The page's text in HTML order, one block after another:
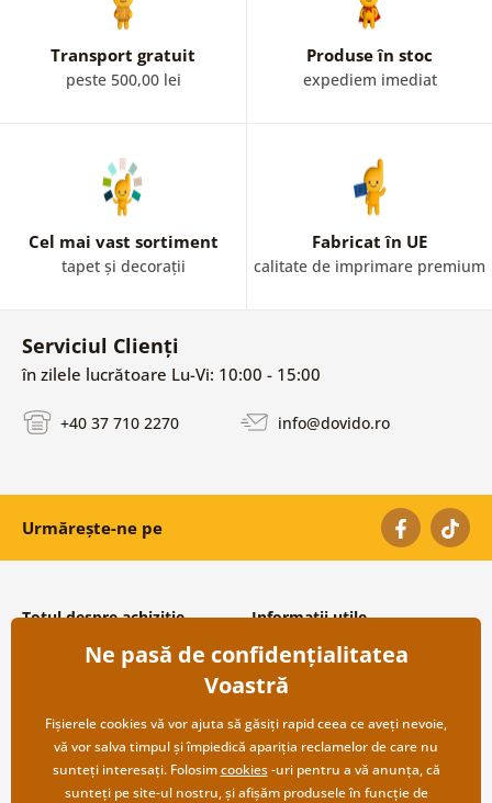
Transport gratuit
peste 500,00 lei
Produse în stoc
expediem imediat
Cel mai vast sortiment
tapet și decorații
Fabricat în UE
calitate de imprimare premium
Serviciul Clienți
în zilele lucrătoare Lu-Vi: 10:00 - 15:00
+40 37 710 2270 info@dovido.ro
Urmărește-ne pe
Totul despre achiziție
Condiții și termeni generali
Protecția datelor personale
Transport și modalități de plată
Returnare
Informații utile
Despre noi
Întrebări frecvente
Contacte
Cooperare angro
Ne pasă de confidențialitatea
Voastră
Fișierele cookies vă vor ajuta să găsiți rapid ceea ce aveți nevoie,
vă vor salva timpul și împiedică apariția reclamelor de care nu
sunteți interesați. Folosimcookies-uri pentru a vă anunța, că
sunteți pe site-ul nostru, și afișăm produsele în funcție de